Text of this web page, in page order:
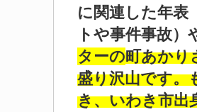
に関連した年表
トや事件事故）
ターの町あかり
盛り沢山です。
き、いわき市出